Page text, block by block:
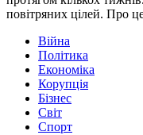
повітряних цілей. Про
Війна
Політика
Економіка
Корупція
Бізнес
Світ
Спорт